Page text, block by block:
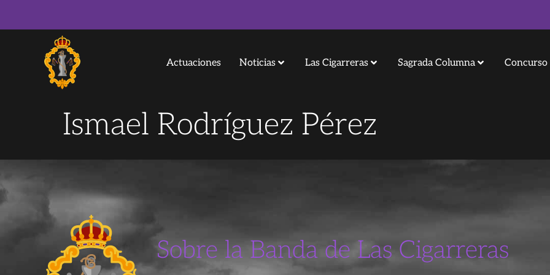
Actuaciones Noticias Las Cigarreras Sagrada Columna Concurso
Ismael Rodríguez Pérez
Sobre la Banda de Las Cigarreras